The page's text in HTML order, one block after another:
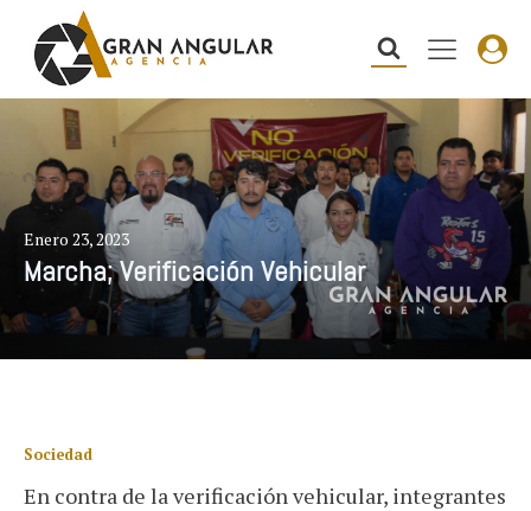
Enero 23, 2023
Marcha; Verificación Vehicular
Sociedad
En contra de la verificación vehicular, integrantes